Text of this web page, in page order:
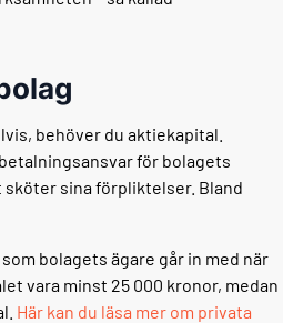
behöver du aktiekapital.
för bolagets
sina förpliktelser. Bland
bolagets ägare går in med när
vara minst 25 000 kronor, medan
Här kan du läsa mer om privata